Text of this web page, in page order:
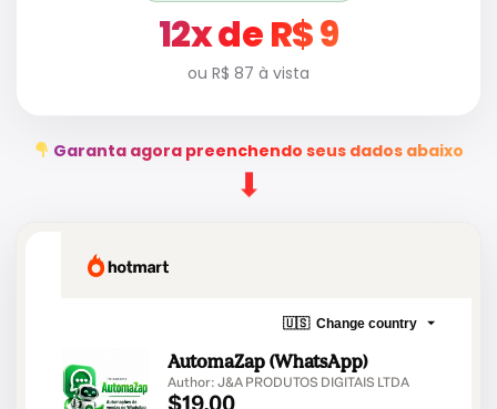
12x de R$ 9
ou R$ 87 à vista
Garanta agora preenchendo seus dados abaixo
⬇